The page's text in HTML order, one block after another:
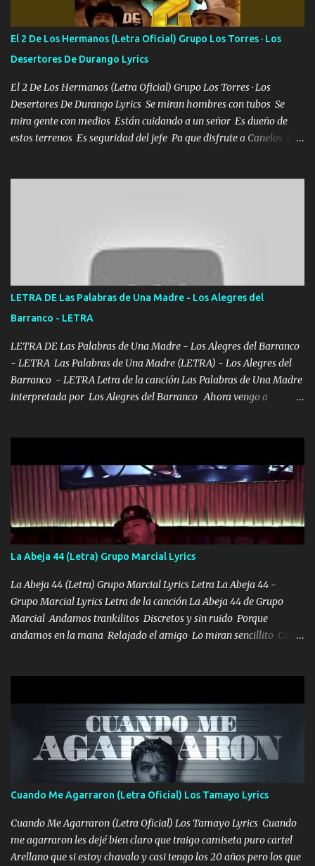
POR CLAVE ES EL CALI 4 EN LA CIUDAD TIJUANA Música Al
tirante andamos mi carnal atento a cualquier necesidad no porque
se ve limpio el camino nos confiamos al andar y nunca con la
misma piedra me vuelvo a tropezar Cuando ando de enamorado
en corto me tiró a per...
El 2 De Los Hermanos (Letra Oficial) Grupo Los Torres · Los
Desertores De Durango Lyrics
El 2 De Los Hermanos (Letra Oficial) Grupo Los Torres · Los
Desertores De Durango Lyrics Se miran hombres con tubos Se
mira gente con medios Están cuidando a un señor Es dueño de
estos terrenos Es seguridad del jefe Pa que disfrute a Canelos Es
ahí está el Hombre Cuarenta y también Pariente 7 arreglan
cualquier problema no más es cuestión que ordené NOS HACE
FALTA UN HERMANO DE CLAVE ERA EL 24 SIEMPRE FUE UN
HOMBRE VALIENTE POR ALGO M'URIÓ PELEAND0 SIEMPRE
VIO POR LA FAMILIA PARA QUE SIGA EL LEGADO Es el DOS de
los HERMANOS un cerebro inteligente y com...
LETRA DE Las Palabras de Una Madre - Los Alegres del
Barranco - LETRA
LETRA DE Las Palabras de Una Madre - Los Alegres del Barranco
- LETRA Las Palabras de Una Madre (LETRA) - Los Alegres del
Barranco - LETRA Letra de la canción Las Palabras de Una Madre
interpretada por Los Alegres del Barranco Ahora vengo a
quiso, él tiempo sigue pasando y nunca te olvidaremos, aquí
seguiré esperando hasta volvernos a vernos El recuerdo que yo
tengo de mi mente no se va, en mi corazón me llevo lo mismo que
tu papá, a veces me pongo triste porque no puedo mirarte, mas se
que tu me escuchas porque tu eres mi gran ángel, El desespero me
llega para reunirme contigo, tu iluminas mi sendero por siempre
serás mi niño, del amor que yo te tengo es co...
La Abeja 44 (Letra) Grupo Marcial Lyrics
La Abeja 44 (Letra) Grupo Marcial Lyrics Letra La Abeja 44 -
Grupo Marcial Lyrics Letra de la canción La Abeja 44 de Grupo
Marcial Andamos trankilitos Discretos y sin ruido Porque
andamos en la mana Relajado el amigo Lo miran sencillito Con
coronamos Se jala los marciales Y sus guitarras ya van sonando
Un gallardo me prendo Para agarrar el vuelo y la mente y
tranquilizando Tomense un buen trago Y así es como empezamos
los versos que voy cantando (Music) A vido alta y bajas La carreta
se atora Pero nunca le aflojamos Ya me han pasado cosas Y
aunque ustedes no sepan Pero la vida es muy corta Hay que
echarle chingazos Y seguir trabajando porque nada es...
Cuando Me Agarraron (Letra Oficial) Los Tamayo Lyrics
Cuando Me Agarraron (Letra Oficial) Los Tamayo Lyrics Cuando
me agarraron les dejé bien claro que traigo camiseta puro cartel
Arellano que si estoy chavalo y casi tengo los 20 años pero los que